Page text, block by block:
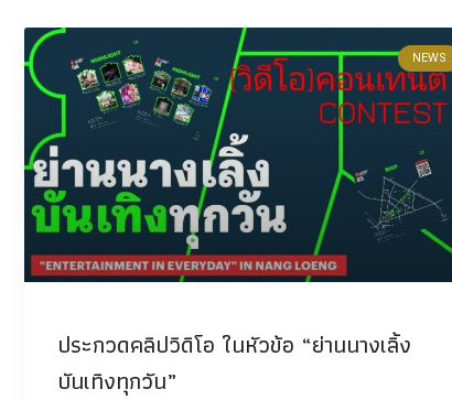
NEWS
ประกวดคลิปวิดิโอ ในหัวข้อ “ย่านนางเลิ้ง
บันเทิงทุกวัน”